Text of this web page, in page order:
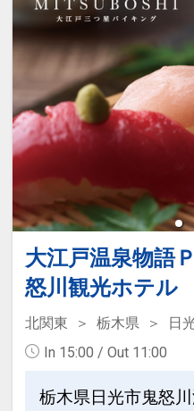
大江戸温泉物語
怒川観光ホテル
北関東 栃木県 日
In 15:00 / Out 11:00
栃木県日光市鬼怒